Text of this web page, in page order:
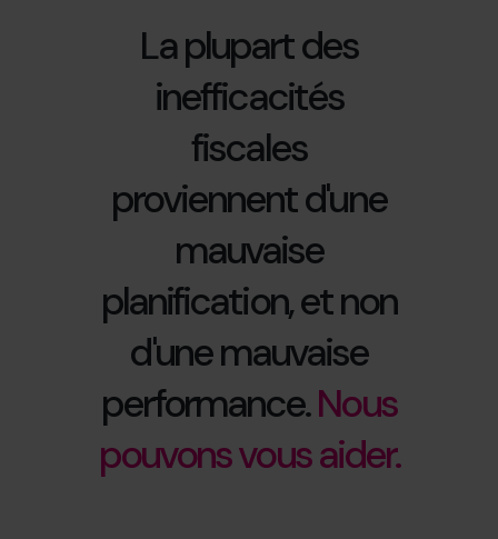
La plupart des
inefficacités
fiscales
proviennent d'une
mauvaise
planification, et non
d'une mauvaise
performance.Nous
pouvons vous aider.